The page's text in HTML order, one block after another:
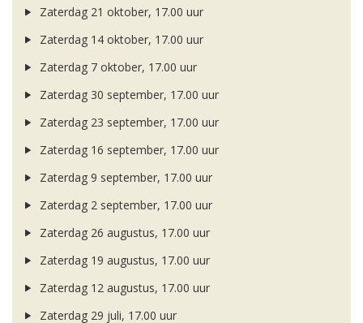
Zaterdag 21 oktober, 17.00 uur
Zaterdag 14 oktober, 17.00 uur
Zaterdag 7 oktober, 17.00 uur
Zaterdag 30 september, 17.00 uur
Zaterdag 23 september, 17.00 uur
Zaterdag 16 september, 17.00 uur
Zaterdag 9 september, 17.00 uur
Zaterdag 2 september, 17.00 uur
Zaterdag 26 augustus, 17.00 uur
Zaterdag 19 augustus, 17.00 uur
Zaterdag 12 augustus, 17.00 uur
Zaterdag 29 juli, 17.00 uur